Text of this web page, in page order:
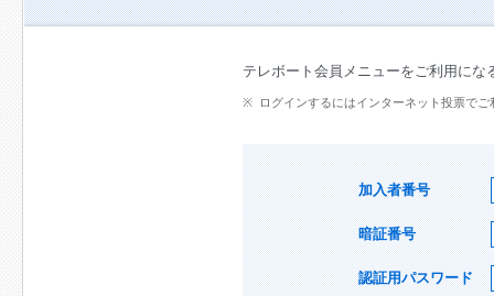
テレボート会員メニューをご利用にな
ログインするにはインターネット投票で
加入者番号
暗証番号
認証用パスワード